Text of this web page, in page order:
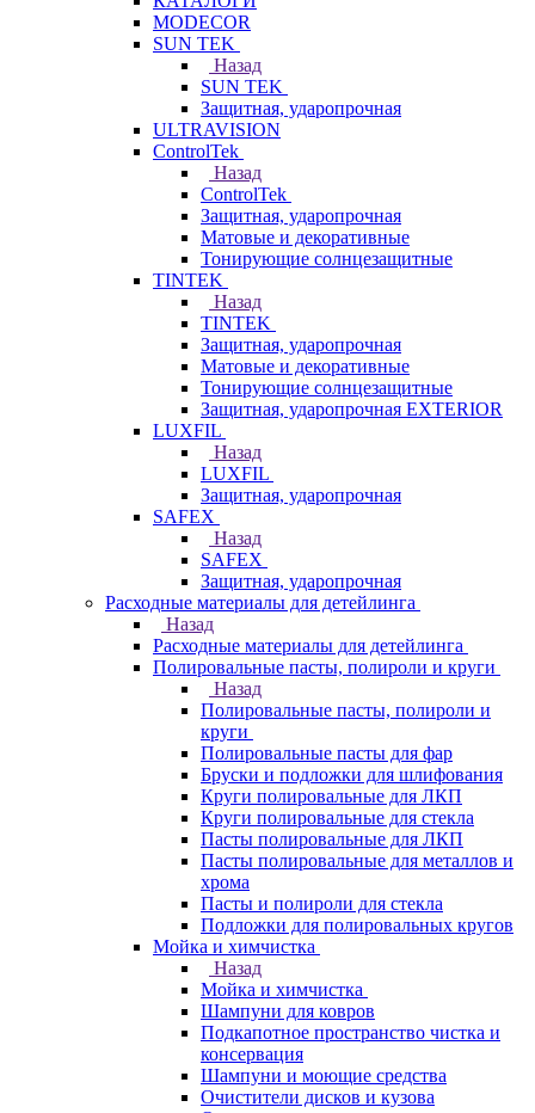
MODECOR
SUN TEK
Назад
SUN TEK
Защитная, ударопрочная
ULTRAVISION
ControlTek
Назад
ControlTek
Защитная, ударопрочная
Матовые и декоративные
Тонирующие солнцезащитные
TINTEK
Назад
TINTEK
Защитная, ударопрочная
Матовые и декоративные
Тонирующие солнцезащитные
Защитная, ударопрочная EXTERIOR
LUXFIL
Назад
LUXFIL
Защитная, ударопрочная
SAFEX
Назад
SAFEX
Защитная, ударопрочная
Расходные материалы для детейлинга
Назад
Расходные материалы для детейлинга
Полировальные пасты, полироли и круги
Назад
Полировальные пасты, полироли и
круги
Полировальные пасты для фар
Бруски и подложки для шлифования
Круги полировальные для ЛКП
Круги полировальные для стекла
Пасты полировальные для ЛКП
Пасты полировальные для металлов и
хрома
Пасты и полироли для стекла
Подложки для полировальных кругов
Мойка и химчистка
Назад
Мойка и химчистка
Шампуни для ковров
Подкапотное пространство чистка и
консервация
Шампуни и моющие средства
Очистители дисков и кузова